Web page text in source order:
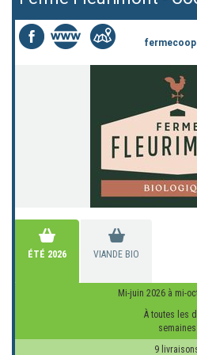
ÉTÉ 2026 VIANDE BIO
Mi-juin 2026 à mi-
À toutes les
semaines
9